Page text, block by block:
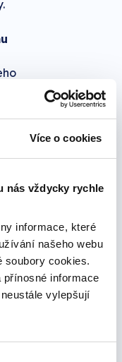
Více o cookies
nás vždycky rychle
informace, které
našeho webu
soubory cookies.
informace
vylepšují